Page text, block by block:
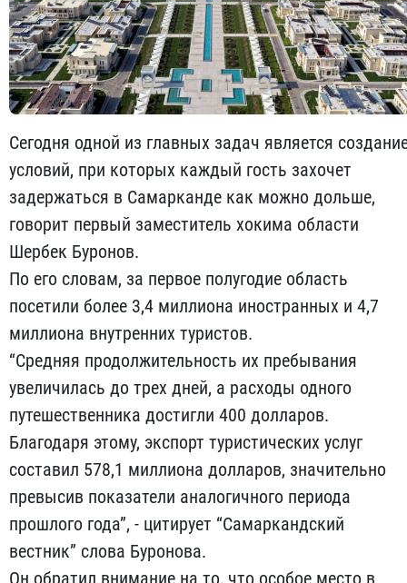
Сегодня одной из главных задач является
условий, при которых каждый гость захочет
задержаться в Самарканде как можно дольше,
говорит первый заместитель хокима области
Шербек Буронов.
По его словам, за первое полугодие область
посетили более 3,4 миллиона иностранных и 4,7
миллиона внутренних туристов.
“Средняя продолжительность их пребывания
увеличилась до трех дней, а расходы одного
путешественника достигли 400 долларов.
Благодаря этому, экспорт туристических услуг
составил 578,1 миллиона долларов, значительно
превысив показатели аналогичного периода
прошлого года”, - цитирует “Самаркандский
вестник” слова Буронова.
Он обратил внимание на то, что особое место в